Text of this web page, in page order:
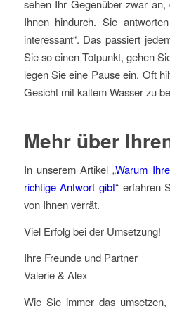
sehen Ihr Gegenüber zwar
Ihnen hindurch. Sie
interessant“. Das passiert
Sie so einen Totpunkt, gehen
legen Sie eine Pause ein. Oft
Gesicht mit kaltem Wasser zu
Mehr über
In unserem Artikel „Warum
richtige Antwort gibt“ erfahren
von Ihnen verrät.
Viel Erfolg bei der Umsetzung!
Ihre Freunde und Partner
Valerie & Alex
Wie Sie immer das